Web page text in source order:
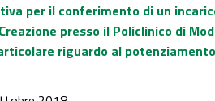
per il conferimento di un
presso il Policlinico di
riguardo al